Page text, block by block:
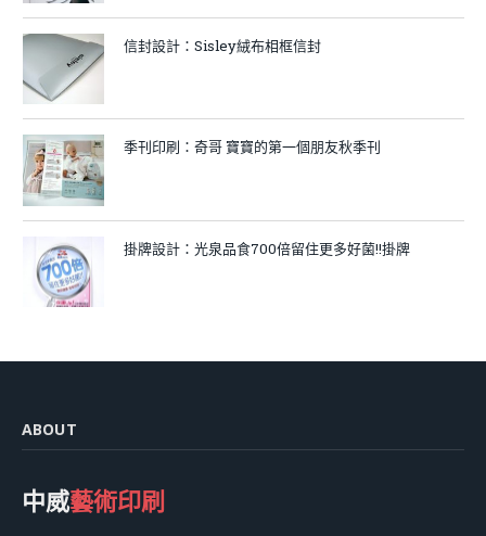
信封設計：Sisley絨布相框信封
季刊印刷：奇哥 寶寶的第一個朋友秋季刊
掛牌設計：光泉品食700倍留住更多好菌!!掛牌
ABOUT
中威藝術印刷